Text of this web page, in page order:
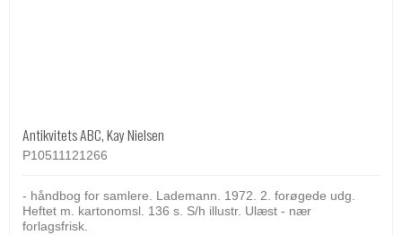
Antikvitets ABC, Kay Nielsen
P10511121266
- håndbog for samlere. Lademann. 1972. 2. forøgede udg.
Heftet m. kartonomsl. 136 s. S/h illustr. Ulæst - nær
forlagsfrisk.